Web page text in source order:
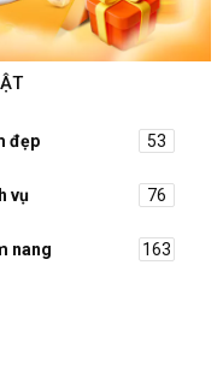
đẹp 53
vụ 76
nang 163